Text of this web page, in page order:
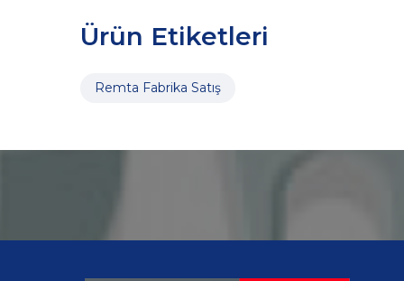
Ürün Etiketleri
Remta Fabrika Satış